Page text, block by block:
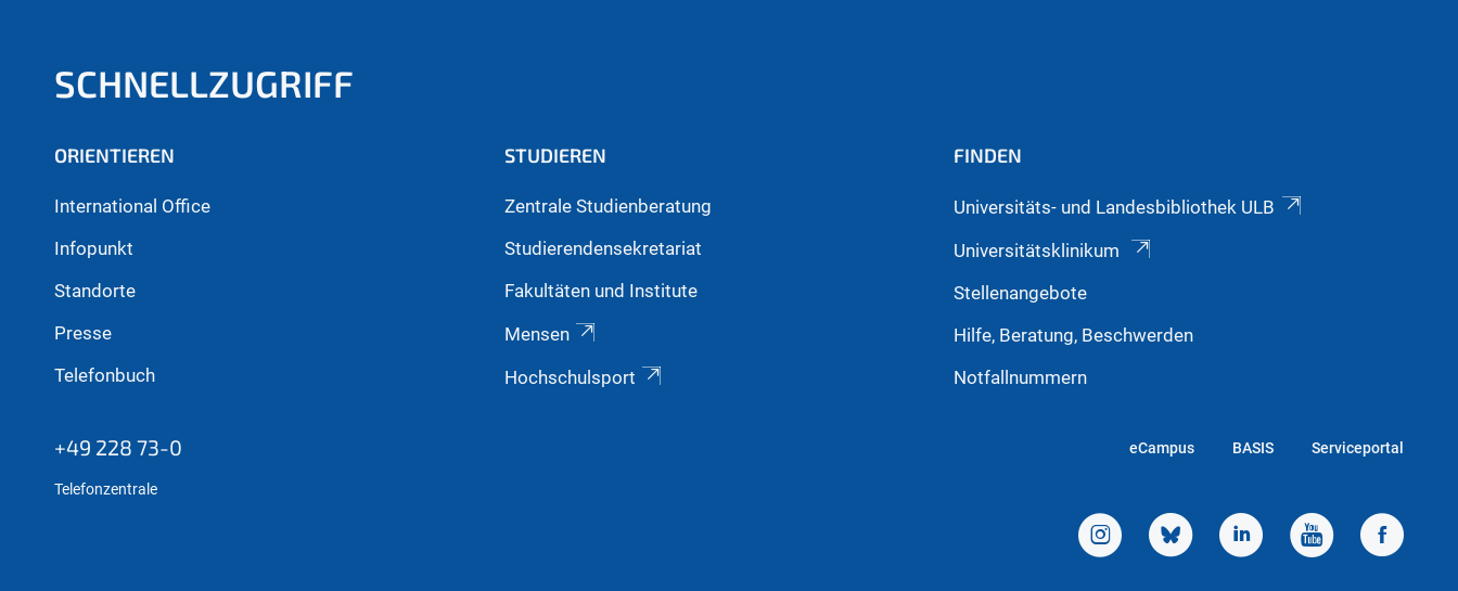
SCHNELLZUGRIFF
ORIENTIEREN
International Office
Infopunkt
Standorte
Presse
Telefonbuch
STUDIEREN
Zentrale Studienberatung
Studierendensekretariat
Fakultäten und Institute
Mensen
Hochschulsport
FINDEN
Universitäts- und Landesbibliothek ULB
Universitätsklinikum
Stellenangebote
Hilfe, Beratung, Beschwerden
Notfallnummern
+49 228 73-0
Telefonzentrale
eCampus BASIS Serviceportal